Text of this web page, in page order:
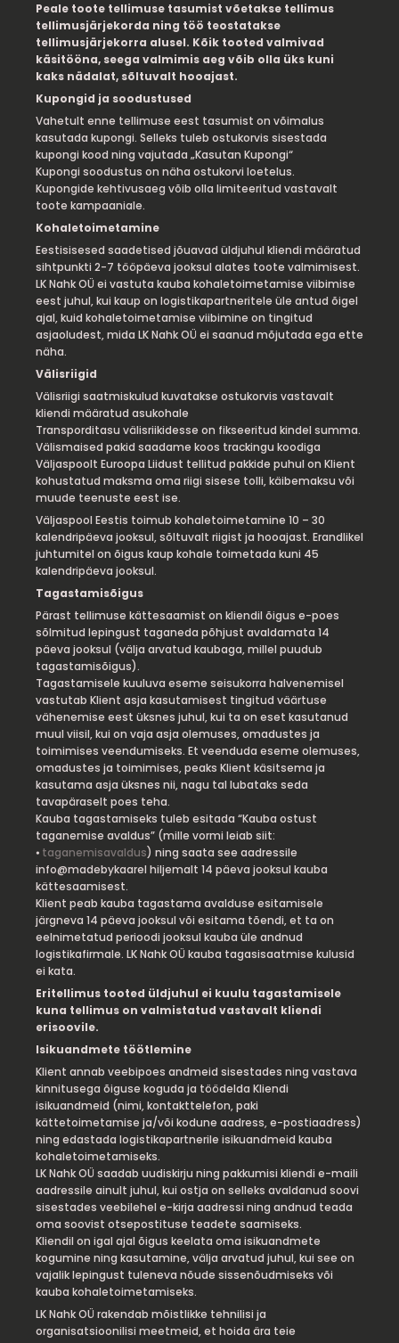
Peale toote tellimuse tasumist võetakse tellimus
tellimusjärjekorda ning töö teostatakse
tellimusjärjekorra alusel. Kõik tooted valmivad
käsitööna, seega valmimis aeg võib olla üks kuni
kaks nädalat, sõltuvalt hooajast.
Kupongid ja soodustused
Vahetult enne tellimuse eest tasumist on võimalus
kasutada kupongi. Selleks tuleb ostukorvis sisestada
kupongi kood ning vajutada „Kasutan Kupongi“
Kupongi soodustus on näha ostukorvi loetelus.
Kupongide kehtivusaeg võib olla limiteeritud vastavalt
toote kampaaniale.
Kohaletoimetamine
Eestisisesed saadetised jõuavad üldjuhul kliendi määratud
sihtpunkti 2-7 tööpäeva jooksul alates toote valmimisest.
LK Nahk OÜ ei vastuta kauba kohaletoimetamise viibimise
eest juhul, kui kaup on logistikapartneritele üle antud õigel
ajal, kuid kohaletoimetamise viibimine on tingitud
asjaoludest, mida LK Nahk OÜ ei saanud mõjutada ega ette
näha.
Välisriigid
Välisriigi saatmiskulud kuvatakse ostukorvis vastavalt
kliendi määratud asukohale
Transporditasu välisriikidesse on fikseeritud kindel summa.
Välismaised pakid saadame koos trackingu koodiga
Väljaspoolt Euroopa Liidust tellitud pakkide puhul on Klient
kohustatud maksma oma riigi sisese tolli, käibemaksu või
muude teenuste eest ise.
Väljaspool Eestis toimub kohaletoimetamine 10 – 30
kalendripäeva jooksul, sõltuvalt riigist ja hooajast. Erandlikel
juhtumitel on õigus kaup kohale toimetada kuni 45
kalendripäeva jooksul.
Tagastamisõigus
Pärast tellimuse kättesaamist on kliendil õigus e-poes
sõlmitud lepingust taganeda põhjust avaldamata 14
päeva jooksul (välja arvatud kaubaga, millel puudub
tagastamisõigus).
Tagastamisele kuuluva eseme seisukorra halvenemisel
vastutab Klient asja kasutamisest tingitud väärtuse
vähenemise eest üksnes juhul, kui ta on eset kasutanud
muul viisil, kui on vaja asja olemuses, omadustes ja
toimimises veendumiseks. Et veenduda eseme olemuses,
omadustes ja toimimises, peaks Klient käsitsema ja
kasutama asja üksnes nii, nagu tal lubataks seda
tavapäraselt poes teha.
Kauba tagastamiseks tuleb esitada “Kauba ostust
taganemise avaldus” (mille vormi leiab siit:
⦁ taganemisavaldus) ning saata see aadressile
info@madebykaarel hiljemalt 14 päeva jooksul kauba
kättesaamisest.
Klient peab kauba tagastama avalduse esitamisele
järgneva 14 päeva jooksul või esitama tõendi, et ta on
eelnimetatud perioodi jooksul kauba üle andnud
logistikafirmale. LK Nahk OÜ kauba tagasisaatmise kulusid
ei kata.
Eritellimus tooted üldjuhul ei kuulu tagastamisele
kuna tellimus on valmistatud vastavalt kliendi
erisoovile.
Isikuandmete töötlemine
Klient annab veebipoes andmeid sisestades ning vastava
kinnitusega õiguse koguda ja töödelda Kliendi
isikuandmeid (nimi, kontakttelefon, paki
kättetoimetamise ja/või kodune aadress, e-postiaadress)
ning edastada logistikapartnerile isikuandmeid kauba
kohaletoimetamiseks.
LK Nahk OÜ saadab uudiskirju ning pakkumisi kliendi e-maili
aadressile ainult juhul, kui ostja on selleks avaldanud soovi
sisestades veebilehel e-kirja aadressi ning andnud teada
oma soovist otsepostituse teadete saamiseks.
Kliendil on igal ajal õigus keelata oma isikuandmete
kogumine ning kasutamine, välja arvatud juhul, kui see on
vajalik lepingust tuleneva nõude sissenõudmiseks või
kauba kohaletoimetamiseks.
LK Nahk OÜ rakendab mõistlikke tehnilisi ja
organisatsioonilisi meetmeid, et hoida ära teie